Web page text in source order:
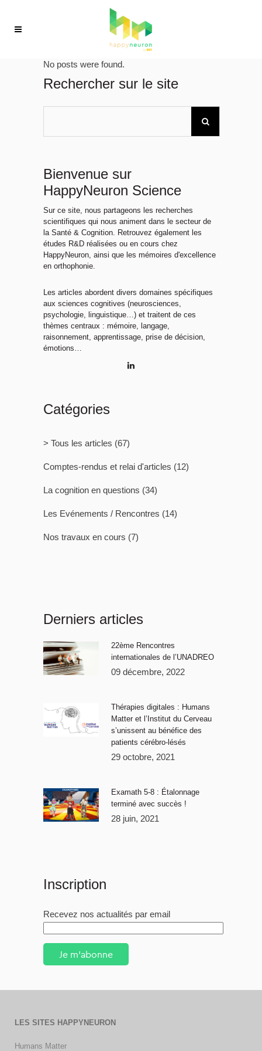
No posts were found.
Rechercher sur le site
Bienvenue sur
HappyNeuron Science
Sur ce site, nous partageons les recherches
scientifiques qui nous animent dans le secteur de
la Santé & Cognition. Retrouvez également les
études R&D réalisées ou en cours chez
HappyNeuron, ainsi que les mémoires d'excellence
en orthophonie.
Les articles abordent divers domaines spécifiques
aux sciences cognitives (neurosciences,
psychologie, linguistique…) et traitent de ces
thèmes centraux : mémoire, langage,
raisonnement, apprentissage, prise de décision,
émotions…
Catégories
> Tous les articles (67)
Comptes-rendus et relai d'articles (12)
La cognition en questions (34)
Les Evénements / Rencontres (14)
Nos travaux en cours (7)
Derniers articles
22ème Rencontres
internationales de l’UNADREO
09 décembre, 2022
Thérapies digitales : Humans
Matter et l’Institut du Cerveau
s’unissent au bénéfice des
patients cérébro-lésés
29 octobre, 2021
Examath 5-8 : Étalonnage
terminé avec succès !
28 juin, 2021
Inscription
Recevez nos actualités par email
Je m'abonne
LES SITES HAPPYNEURON
Humans Matter